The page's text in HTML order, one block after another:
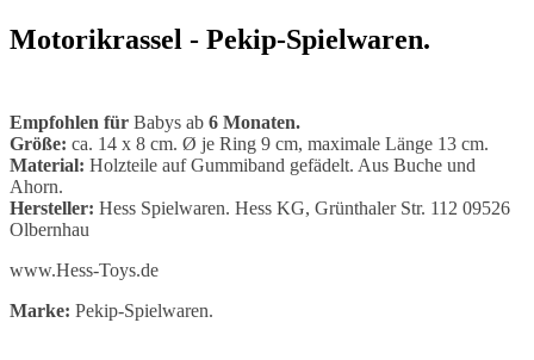
Motorikrassel - Pekip-Spielwaren.
Empfohlen für Babys ab 6 Monaten.
Größe: ca. 14 x 8 cm. Ø je Ring 9 cm, maximale Länge 13 cm.
Material: Holzteile auf Gummiband gefädelt. Aus Buche und
Ahorn.
Hersteller: Hess Spielwaren. Hess KG, Grünthaler Str. 112 09526
Olbernhau
www.Hess-Toys.de
Marke: Pekip-Spielwaren.